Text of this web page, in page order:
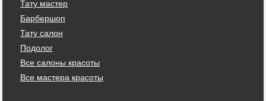
Тату мастер
Барбершоп
Тату салон
Подолог
Все салоны красоты
Все мастера красоты